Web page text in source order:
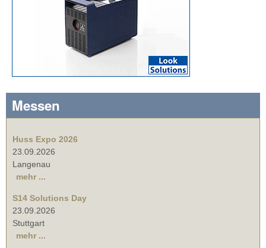
Messen
Huss Expo 2026
23.09.2026
Langenau
mehr ...
S14 Solutions Day
23.09.2026
Stuttgart
mehr ...